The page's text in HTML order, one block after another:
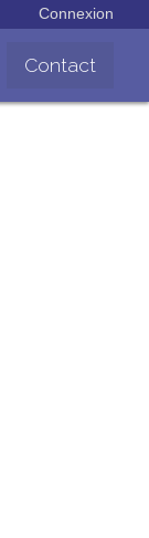
Connexion
Contact